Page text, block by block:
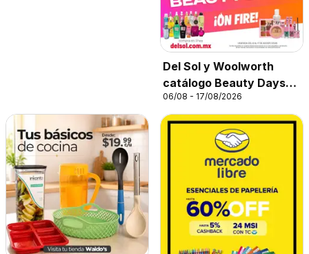
Del Sol y Woolworth
catálogo Beauty Days
On Fire
06/08 - 17/08/2026